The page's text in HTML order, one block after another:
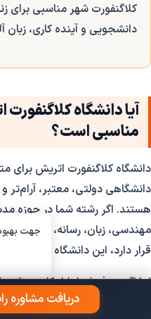
کلاگنفورت شهر مناسبی برای
دانشجویی و آینده کاری،
آیا دانشگاه
مناسبی است؟
دانشگاه کلاگنفورت اتریش برای
دانشگاهی دولتی، معتبر،
هستند. اگر رشته شما در حوزه
مهندسی، زبان، رسانه، فرهنگ،
قرار دارد، این دانشگاه می‌تواند
اما اگر هدف شما بازار کار
شرکت‌های بین‌المللی است، شاید
دریافت مشاوره
جهت